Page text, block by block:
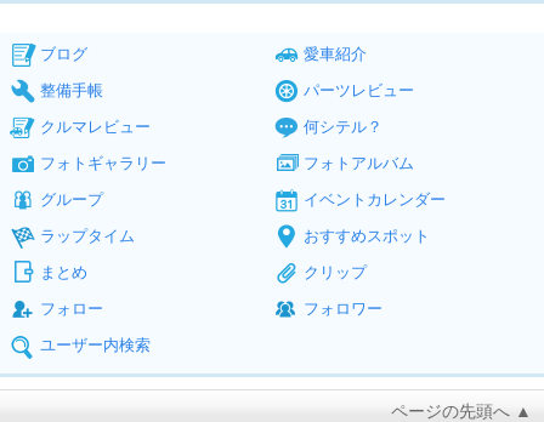
ブログ
愛車紹介
整備手帳
パーツレビュー
クルマレビュー
何シテル？
フォトギャラリー
フォトアルバム
グループ
イベントカレンダー
ラップタイム
おすすめスポット
まとめ
クリップ
フォロー
フォロワー
ユーザー内検索
ページの先頭へ ▲